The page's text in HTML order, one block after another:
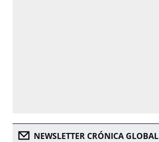
NEWSLETTER CRÓNICA GLOBAL